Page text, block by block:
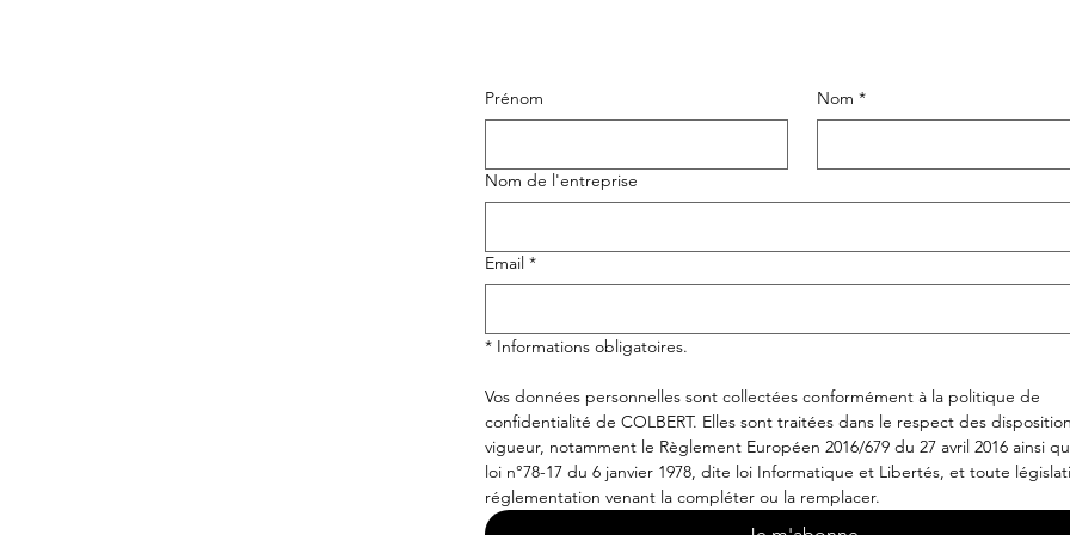
Prénom Nom *
Nom de l'entreprise
Email *
* Informations obligatoires.
Vos données personnelles sont collectées conformément à la politique de
confidentialité de COLBERT. Elles sont traitées dans le respect des
vigueur, notamment le Règlement Européen 2016/679 du 27 avril 2016 ainsi
loi n°78-17 du 6 janvier 1978, dite loi Informatique et Libertés, et toute
réglementation venant la compléter ou la remplacer.